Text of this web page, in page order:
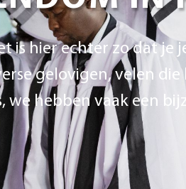
is hier echter zo dat
gelovigen, velen die
we hebben vaak een